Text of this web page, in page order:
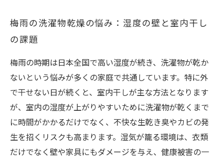
梅雨の洗濯物乾燥の悩み：湿度の壁と室内干し
の課題
梅雨の時期は日本全国で高い湿度が続き、洗濯物が乾か
ないという悩みが多くの家庭で共通しています。特に外
で干せない日が続くと、室内干しが主な方法となります
が、室内の湿度が上がりやすいために洗濯物が乾くまで
に時間がかかるだけでなく、不快な生乾き臭やカビの発
生を招くリスクも高まります。湿気が籠る環境は、衣類
だけでなく壁や家具にもダメージを与え、健康被害の一